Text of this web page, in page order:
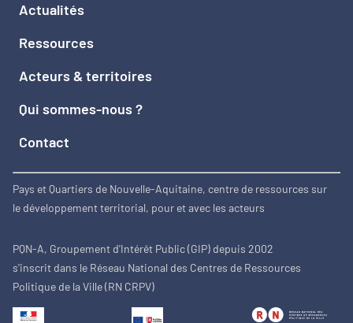
Actualités
Ressources
Acteurs & territoires
Qui sommes-nous ?
Contact
Pays et Quartiers de Nouvelle-Aquitaine, centre de ressources sur
le développement territorial, pour et avec les acteurs
PQN-A, Groupement d'Intérêt Public (GIP) depuis 2002
s'inscrit dans le Réseau National des Centres de Ressources
Politique de la Ville (RN CRPV)